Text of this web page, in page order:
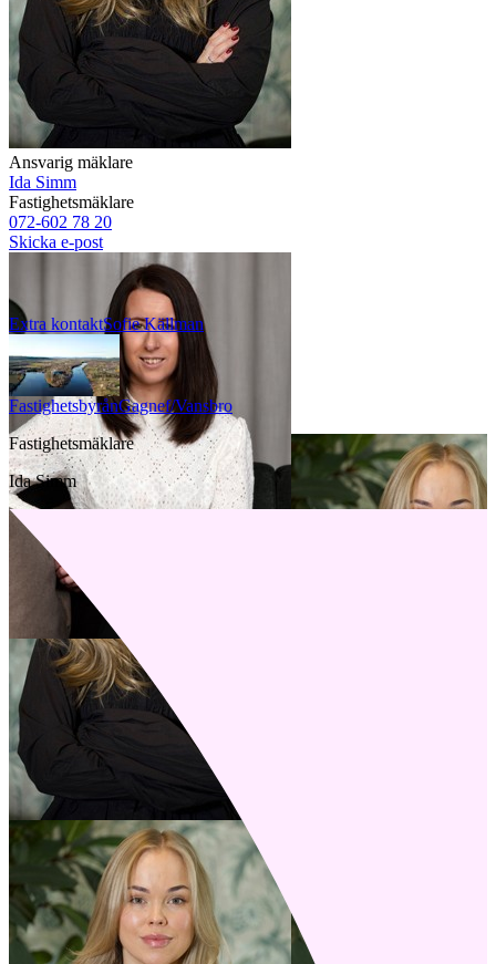
Ansvarig mäklare
Ida Simm
Fastighetsmäklare
072-602 78 20
Skicka e-post
Extra kontaktSofie Källman
FastighetsbyrånGagnef/Vansbro
Fastighetsmäklare
Ida Simm